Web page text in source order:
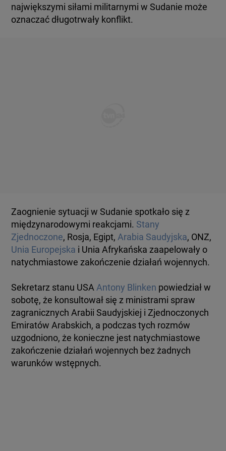
największymi siłami militarnymi w Sudanie może
oznaczać długotrwały konflikt.
Zaognienie sytuacji w Sudanie spotkało się z
międzynarodowymi reakcjami. Stany
Zjednoczone, Rosja, Egipt, Arabia Saudyjska, ONZ,
Unia Europejska i Unia Afrykańska zaapelowały o
natychmiastowe zakończenie działań wojennych.
Sekretarz stanu USA Antony Blinken powiedział w
sobotę, że konsultował się z ministrami spraw
zagranicznych Arabii Saudyjskiej i Zjednoczonych
Emiratów Arabskich, a podczas tych rozmów
uzgodniono, że konieczne jest natychmiastowe
zakończenie działań wojennych bez żadnych
warunków wstępnych.